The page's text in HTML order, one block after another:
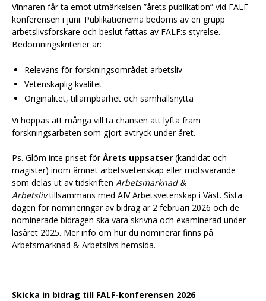
Vinnaren får ta emot utmärkelsen ”årets publikation” vid FALF-
konferensen i juni. Publikationerna bedöms av en grupp
arbetslivsforskare och beslut fattas av FALF:s styrelse.
Bedömningskriterier är:
Relevans för forskningsområdet arbetsliv
Vetenskaplig kvalitet
Originalitet, tillämpbarhet och samhällsnytta
Vi hoppas att många vill ta chansen att lyfta fram
forskningsarbeten som gjort avtryck under året.
Ps. Glöm inte priset förÅrets uppsatser (kandidat och
magister) inom ämnet arbetsvetenskap eller motsvarande
som delas ut av tidskriften Arbetsmarknad &
Arbetslivtillsammans med AIV Arbetsvetenskap i Väst. Sista
dagen för nomineringar av bidrag är 2 februari 2026 och de
nominerade bidragen ska vara skrivna och examinerad under
läsåret 2025. Mer info om hur du nominerar finns på
Arbetsmarknad & Arbetslivs hemsida.
Skicka in bidrag till FALF-konferensen 2026